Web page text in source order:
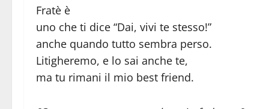
Fratè è
uno che ti dice “Dai, vivi te stesso!”
anche quando tutto sembra perso.
Litigheremo, e lo sai anche te,
ma tu rimani il mio best friend.